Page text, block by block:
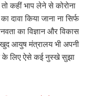
तो कहीं भाप लेने से कोरोना
किया जाना ना सिर्फ
का विज्ञान और विकास
आयुष मंत्रालय भी अपनी
के लिए ऐसे कई नुस्खे सुझा